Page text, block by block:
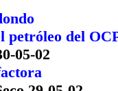
petróleo del
05-02